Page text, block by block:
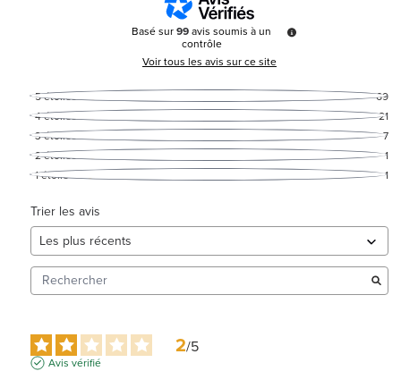
Basé sur99avis soumis à un
contrôle
Voir tous les avis sur ce site
5étoiles
69
4étoiles
21
3étoiles
7
2étoiles
1
1étoile 1
Trier les avis
2/5
Avis vérifié